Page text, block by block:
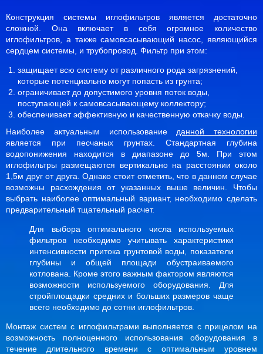
Конструкция системы иглофильтров является достаточно
сложной. Она включает в себя огромное количество
иглофильтров, а также самовсасывающий насос, являющийся
сердцем системы, и трубопровод. Фильтр при этом:
защищает всю систему от различного рода загрязнений,
которые потенциально могут попасть из грунта;
ограничивает до допустимого уровня поток воды,
поступающей к самовсасывающему коллектору;
обеспечивает эффективную и качественную откачку воды.
Наиболее актуальным использование данной технологии
является при песчаных грунтах. Стандартная глубина
водопонижения находится в диапазоне до 5м. При этом
иглофильтры размещаются вертикально на расстоянии около
1,5м друг от друга. Однако стоит отметить, что в данном случае
возможны расхождения от указанных выше величин. Чтобы
выбрать наиболее оптимальный вариант, необходимо сделать
предварительный тщательный расчет.
Для выбора оптимального числа используемых
фильтров необходимо учитывать характеристики
интенсивности притока грунтовой воды, показатели
глубины и общей площади обустраиваемого
котлована. Кроме этого важным фактором являются
возможности используемого оборудования. Для
стройплощадки средних и больших размеров чаще
всего необходимо до сотни иглофильтров.
Монтаж систем с иглофильтрами выполняется с прицелом на
возможность полноценного использования оборудования в
течение длительного времени с оптимальным уровнем